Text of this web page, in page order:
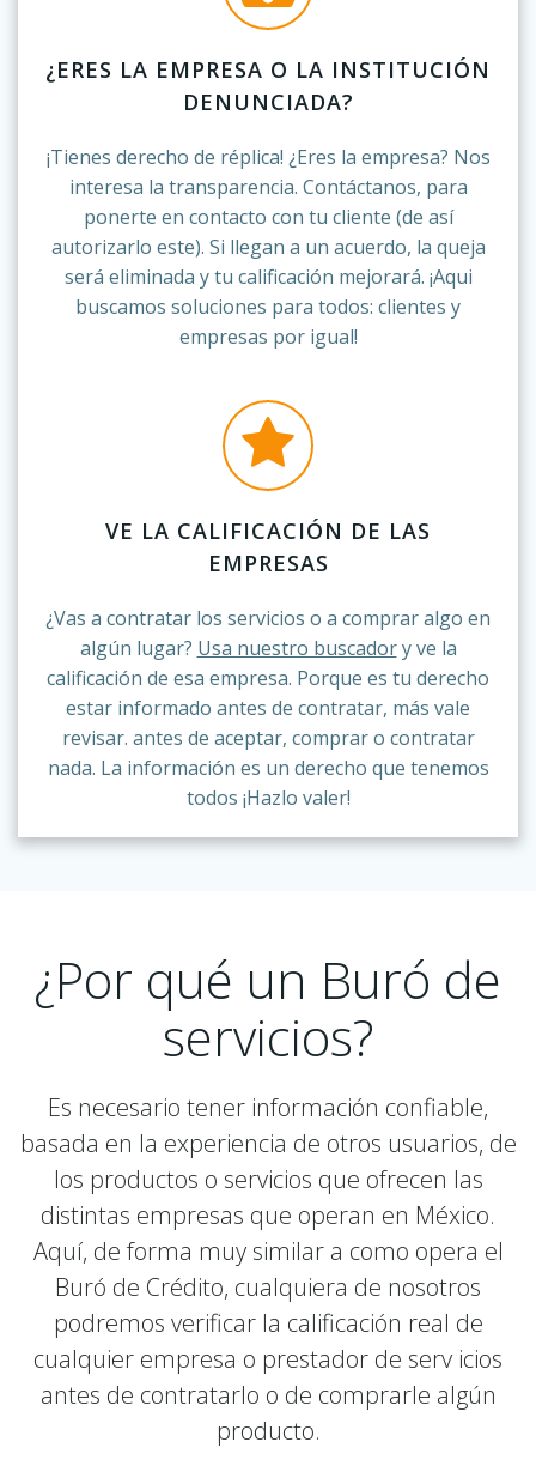
¿ERES LA EMPRESA O LA INSTITUCIÓN
DENUNCIADA?
¡Tienes derecho de réplica! ¿Eres la empresa? Nos
interesa la transparencia. Contáctanos, para
ponerte en contacto con tu cliente (de así
autorizarlo este). Si llegan a un acuerdo, la queja
será eliminada y tu calificación mejorará. ¡Aqui
buscamos soluciones para todos: clientes y
empresas por igual!
VE LA CALIFICACIÓN DE LAS
EMPRESAS
¿Vas a contratar los servicios o a comprar algo en
algún lugar? Usa nuestro buscadory ve la
calificación de esa empresa. Porque es tu derecho
estar informado antes de contratar, más vale
revisar. antes de aceptar, comprar o contratar
nada. La información es un derecho que tenemos
todos ¡Hazlo valer!
¿Por qué un Buró de
servicios?
Es necesario tener información confiable,
basada en la experiencia de otros usuarios, de
los productos o servicios que ofrecen las
distintas empresas que operan en México.
Aquí, de forma muy similar a como opera el
Buró de Crédito, cualquiera de nosotros
podremos verificar la calificación real de
cualquier empresa o prestador de serv icios
antes de contratarlo o de comprarle algún
producto.